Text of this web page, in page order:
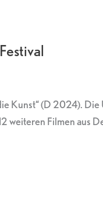
Kunst“ (D 2024).
Filmen aus